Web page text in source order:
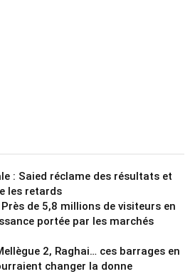
: Saied réclame des résultats et
les retards
de 5,8 millions de visiteurs en
portée par les marchés
2, Raghai… ces barrages en
changer la donne